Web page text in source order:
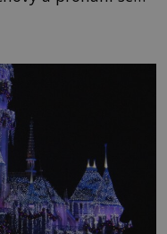
jako utržený ze
když to Dreyfuss
Tímto